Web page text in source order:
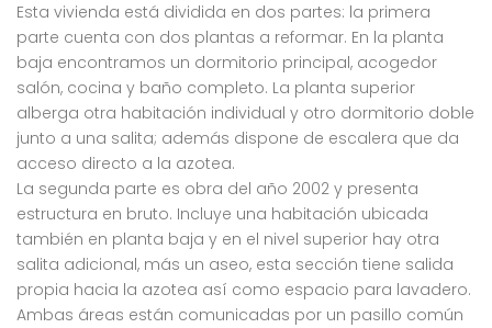
Esta vivienda está dividida en dos partes: la primera
parte cuenta con dos plantas a reformar. En la planta
baja encontramos un dormitorio principal, acogedor
salón, cocina y baño completo. La planta superior
alberga otra habitación individual y otro dormitorio doble
junto a una salita; además dispone de escalera que da
acceso directo a la azotea.
La segunda parte es obra del año 2002 y presenta
estructura en bruto. Incluye una habitación ubicada
también en planta baja y en el nivel superior hay otra
salita adicional, más un aseo, esta sección tiene salida
propia hacia la azotea así como espacio para lavadero.
Ambas áreas están comunicadas por un pasillo común